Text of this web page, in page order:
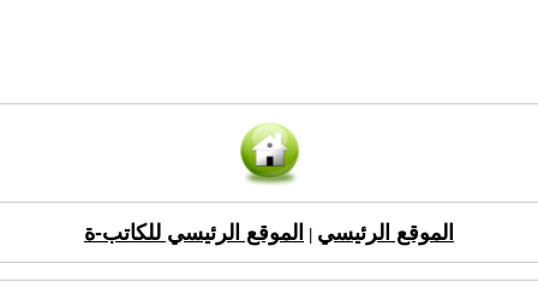
الموقع الرئيسي الموقع الرئيسي للكاتب-ة